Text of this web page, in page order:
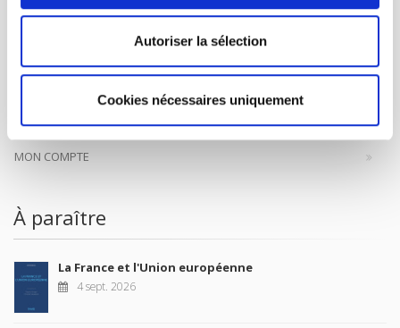
Autoriser la sélection
Cookies nécessaires uniquement
FOREIGN RIGHTS
POUR LES LIBRAIRES
CONDITIONS GÉNÉRALES
MON COMPTE
À paraître
La France et l'Union européenne
4 sept. 2026